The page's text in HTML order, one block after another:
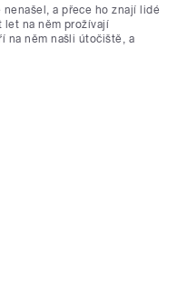
a přece ho znají lidé
let na něm prožívají
na něm našli útočiště, a